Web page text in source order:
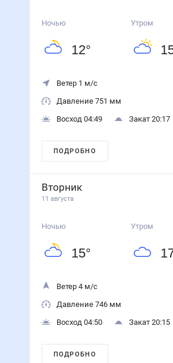
Ночью
12°
Утром
Ветер 1 м/с
Давление 751 мм
Восход 04:49
Закат 20:17
ПОДРОБНО
Вторник
11 августа
Ночью
15°
Утром
Ветер 4 м/с
Давление 746 мм
Восход 04:50
Закат 20:15
ПОДРОБНО